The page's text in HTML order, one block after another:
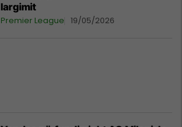
largimit
Premier League 19/05/2026